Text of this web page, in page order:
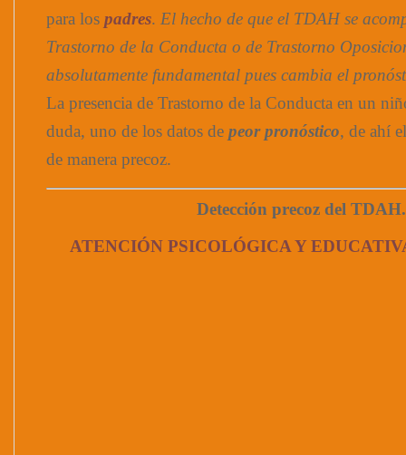
para los padres. El hecho de que el TDAH se
Trastorno de la Conducta o de Trastorno
absolutamente fundamental pues cambia el
La presencia de Trastorno de la Conducta en un
duda, uno de los datos de peor pronóstico, de ahí
de manera precoz.
Detección precoz del TDAH.
ATENCIÓN PSICOLÓGICA Y